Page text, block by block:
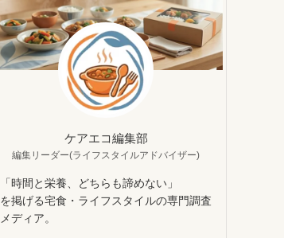
ケアエコ編集部
編集リーダー(ライフスタイルアドバイザー)
「時間と栄養、どちらも諦めない」
を掲げる宅食・ライフスタイルの専門調査
メディア。